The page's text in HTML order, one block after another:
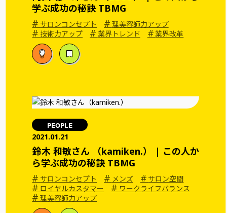
学ぶ成功の秘訣 TBMG
# サロンコンセプト # 理美容師力アップ
# 技術力アップ # 業界トレンド #業界改革
PEOPLE
2021.01.21
鈴木 和敏さん （kamiken.） | この人か
ら学ぶ成功の秘訣 TBMG
# サロンコンセプト # メンズ # サロン空間
# ロイヤルカスタマー # ワークライフバランス
#理美容師力アップ